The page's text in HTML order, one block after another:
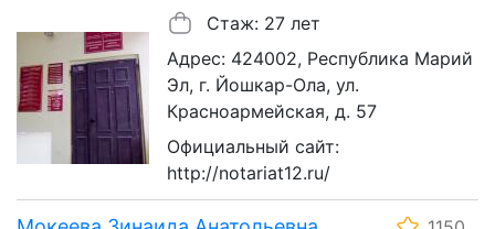
Стаж: 27 лет
Адрес: 424002, Республика Марий
Эл, г. Йошкар-Ола, ул.
Красноармейская, д. 57
Официальный сайт:
http://notariat12.ru/